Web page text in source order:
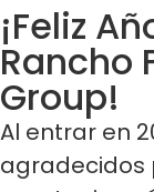
¡Feliz
Rancho
Group!
Al entrar en
agradecidos